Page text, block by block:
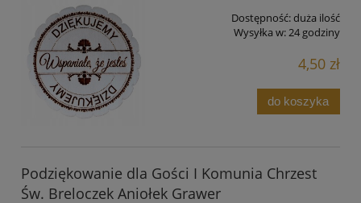
Dostępność:duża ilość
Wysyłka w:24 godziny
4,50 zł
do koszyka
Podziękowanie dla Gości I Komunia Chrzest
Św. Breloczek Aniołek Grawer